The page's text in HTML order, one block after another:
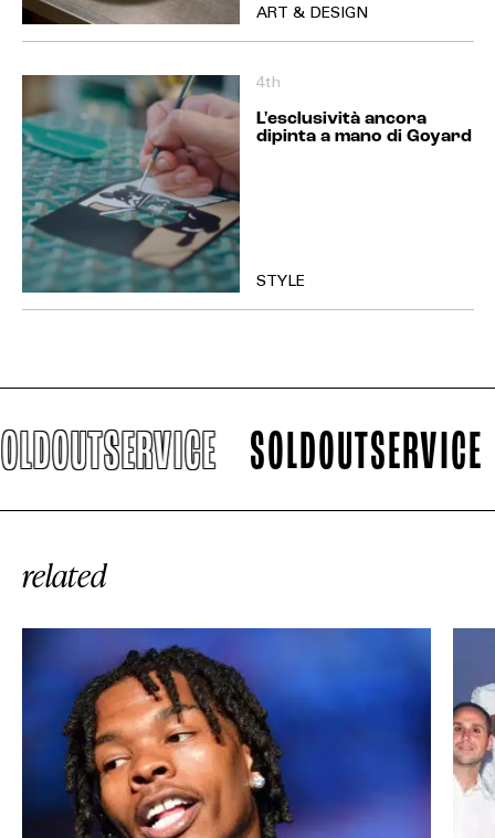
ART & DESIGN
4th
L'esclusività ancora
dipinta a mano di Goyard
STYLE
SOLDOUTSERVICE
related